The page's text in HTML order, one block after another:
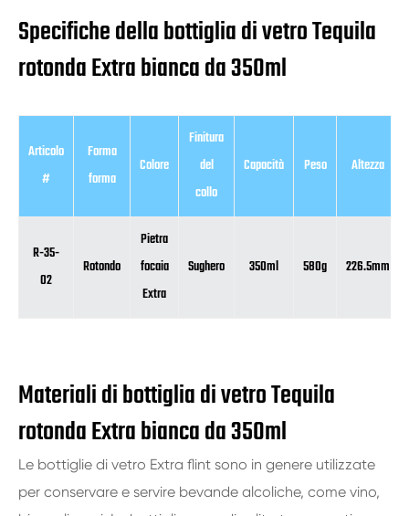
Specifiche della bottiglia di vetro Tequila
rotonda Extra bianca da 350ml
Articolo
#
Forma
forma
Colore
Finitura
del
collo
Capacità Peso Altezza
R-35-
02
Rotondo
Pietra
focaia
Extra
Sughero 350ml 580g 226.5mm
Materiali di bottiglia di vetro Tequila
rotonda Extra bianca da 350ml
Le bottiglie di vetro Extra flint sono in genere utilizzate
per conservare e servire bevande alcoliche, come vino,